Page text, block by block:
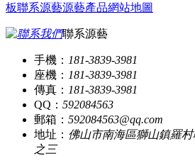
板聯系源藝源藝產品網站地圖
聯系源藝
手機： 181-3839-3981
座機： 181-3839-3981
傳真： 181-3839-3981
QQ： 592084563
郵箱： 592084563@qq.com
地址： 佛山市南海區獅山鎮羅
之三